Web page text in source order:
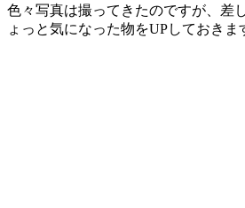
色々写真は撮ってきたのですが、差
ょっと気になった物をUPしておきま